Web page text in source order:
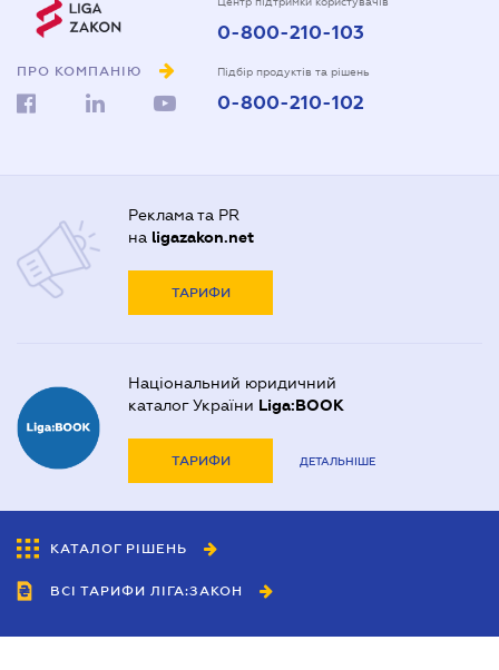
ПРО КОМПАНІЮ
0-800-210-103
Підбір продуктів та рішень
0-800-210-102
Реклама та PR
на ligazakon.net
ТАРИФИ
Національний юридичний
каталог України Liga:BOOK
ТАРИФИ ДЕТАЛЬНІШЕ
КАТАЛОГ РІШЕНЬ
ВСІ ТАРИФИ ЛІГА:ЗАКОН